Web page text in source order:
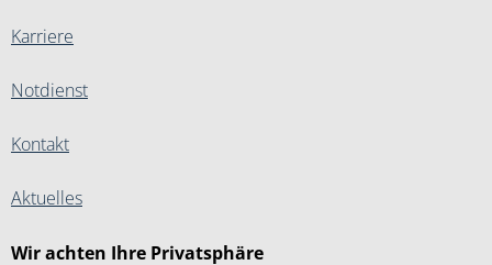
Karriere
Notdienst
Kontakt
Aktuelles
Wir achten Ihre Privatsphäre